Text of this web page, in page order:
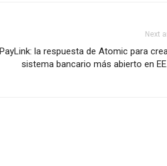
Next
PayLink: la respuesta de Atomic para
sistema bancario más abierto en